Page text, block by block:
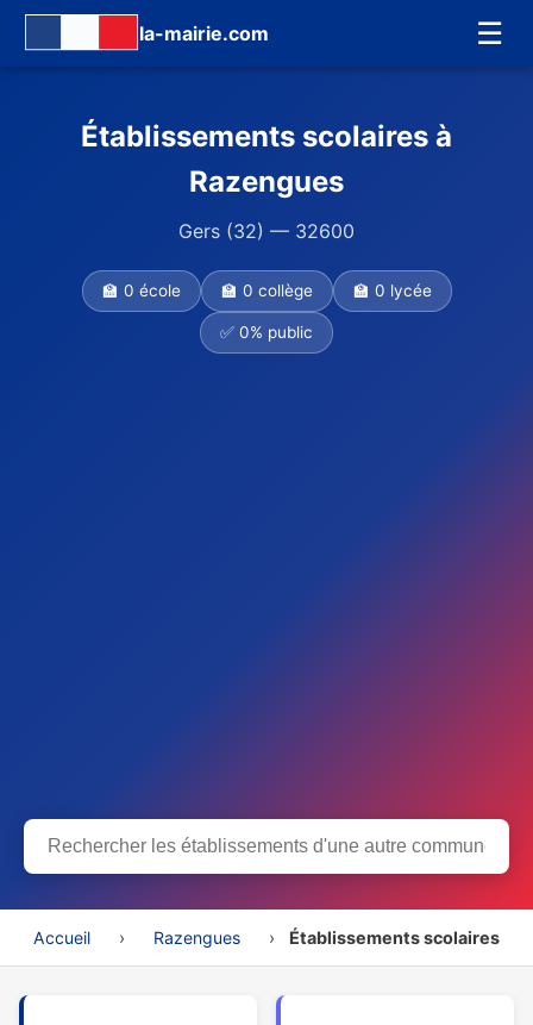
la-mairie.com ☰
Établissements scolaires à
Razengues
Gers (32) — 32600
🏫 0 école 🏫 0 collège 🏫 0 lycée
✅ 0% public
Accueil › Razengues › Établissements scolaires